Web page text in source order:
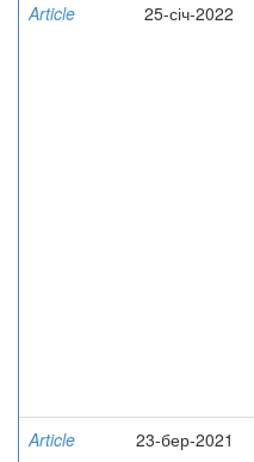
Article
25-січ-2022
Article
23-бер-2021